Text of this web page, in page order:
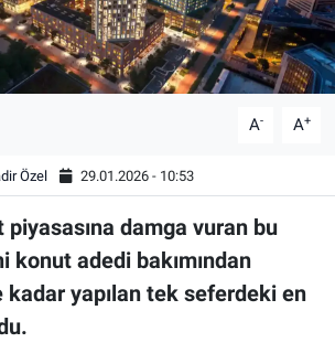
A- A+
Özel 29.01.2026 - 10:53
damga vuran bu
konut adedi bakımından
yapılan tek seferdeki en